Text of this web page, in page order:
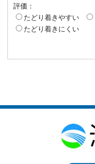
評価：
たどり着きやすい
たどり着きにくい